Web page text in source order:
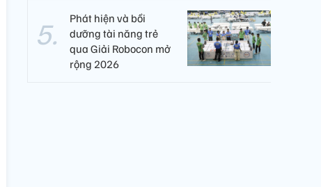
Phát hiện và bồi
dưỡng tài năng trẻ
qua Giải Robocon mở
rộng 2026